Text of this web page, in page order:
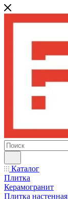
Каталог
Плитка
Керамогранит
Плитка настенная